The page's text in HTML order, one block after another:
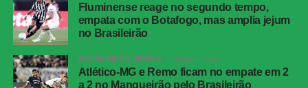
Técnico do
Athletico-
PR
Odair Hellmann
Vitória
Lucas Arcanjo; Fabiano Souza, Brítez, Cacá,
Luan Cândido e Ramon; Caíque Gonçalves,
Fluminense reage no segundo tempo,
empata com o Botafogo, mas amplia jejum
no Brasileirão
BRASILEIRÃO SÉRIE A 13 horas atrás
Atlético-MG e Remo ficam no empate em 2
a 2 no Mangueirão pelo Brasileirão